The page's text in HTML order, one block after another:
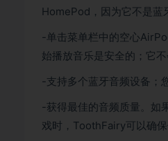
HomePod，因为它不是蓝
-单击菜单栏中的空心
始播放音乐是安全的；它
-支持多个蓝牙音频设备；
-获得最佳的音频质量。如
戏时，ToothFairy可以确保